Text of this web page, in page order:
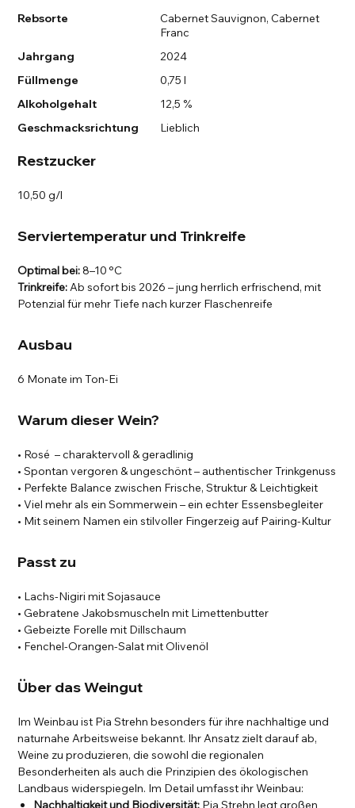
Rebsorte
Cabernet Sauvignon, Cabernet
Franc
Jahrgang
2024
Füllmenge
0,75 l
Alkoholgehalt
12,5 %
Geschmacksrichtung
Lieblich
Restzucker
10,50 g/l
Serviertemperatur und Trinkreife
Optimal bei:8–10 °C
Trinkreife:Ab sofort bis 2026 – jung herrlich erfrischend, mit
Potenzial für mehr Tiefe nach kurzer Flaschenreife
Ausbau
6 Monate im Ton-Ei
Warum dieser Wein?
• Rosé – charaktervoll & geradlinig
• Spontan vergoren & ungeschönt – authentischer Trinkgenuss
• Perfekte Balance zwischen Frische, Struktur & Leichtigkeit
• Viel mehr als ein Sommerwein – ein echter Essensbegleiter
• Mit seinem Namen ein stilvoller Fingerzeig auf Pairing-Kultur
Passt zu
• Lachs-Nigiri mit Sojasauce
• Gebratene Jakobsmuscheln mit Limettenbutter
• Gebeizte Forelle mit Dillschaum
• Fenchel-Orangen-Salat mit Olivenöl
Über das Weingut
Im Weinbau ist Pia Strehn besonders für ihre nachhaltige und
naturnahe Arbeitsweise bekannt. Ihr Ansatz zielt darauf ab,
Weine zu produzieren, die sowohl die regionalen
Besonderheiten als auch die Prinzipien des ökologischen
Landbaus widerspiegeln. Im Detail umfasst ihr Weinbau: